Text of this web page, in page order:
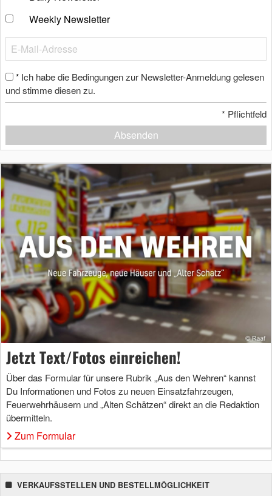
Weekly Newsletter
* Ich habe die Bedingungen zur Newsletter-Anmeldung gelesen
und stimme diesen zu.
* Pflichtfeld
Absenden
Jetzt Text/Fotos einreichen!
Über das Formular für unsere Rubrik „Aus den Wehren“ kannst
Du Informationen und Fotos zu neuen Einsatzfahrzeugen,
Feuerwehrhäusern und „Alten Schätzen“ direkt an die Redaktion
übermitteln.
Zum Formular
VERKAUFSSTELLEN UND BESTELLMÖGLICHKEIT